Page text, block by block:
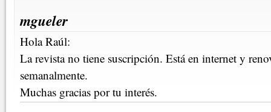
mgueler
Hola Raúl:
La revista no tiene suscripción. Está en internet y
semanalmente.
Muchas gracias por tu interés.